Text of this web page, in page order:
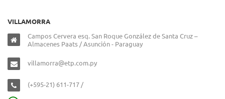
VILLAMORRA
Campos Cervera esq. San Roque González de Santa Cruz –
Almacenes Paats / Asunción - Paraguay
villamorra@etp.com.py
(+595-21) 611-717 /